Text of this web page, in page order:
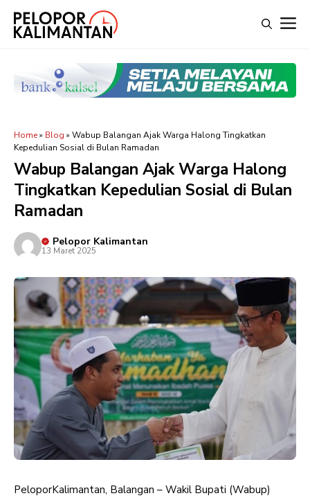
Home» Blog » Wabup Balangan Ajak Warga Halong Tingkatkan
Kepedulian Sosial di Bulan Ramadan
Wabup Balangan Ajak Warga Halong
Tingkatkan Kepedulian Sosial di Bulan
Ramadan
Pelopor Kalimantan
13 Maret 2025
PeloporKalimantan, Balangan – Wakil Bupati (Wabup)